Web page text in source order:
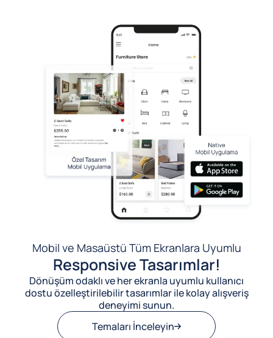
Mobil ve Masaüstü Tüm Ekranlara Uyumlu
Responsive Tasarımlar!
Dönüşüm odaklı ve her ekranla uyumlu kullanıcı
dostu özelleştirilebilir tasarımlar ile kolay alışveriş
deneyimi sunun.
Temaları İnceleyin